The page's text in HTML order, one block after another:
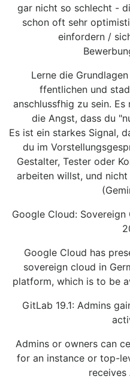
gar nicht so schlecht -
schon oft sehr
einfordern /
Lerne die
ffentlichen und
anschlussfhig zu sein.
die Angst, dass du
Es ist ein starkes Signal,
du im
Gestalter, Tester oder
arbeiten willst, und nicht
Google Cloud:
Google Cloud has
sovereign cloud in
platform, which is to be
GitLab 19.1: Admins
Admins or owners can
for an instance or top-
receives